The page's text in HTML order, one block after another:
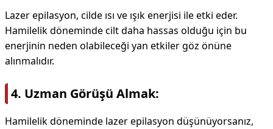
Lazer epilasyon, cilde ısı ve ışık enerjisi ile etki eder.
Hamilelik döneminde cilt daha hassas olduğu için bu
enerjinin neden olabileceği yan etkiler göz önüne
alınmalıdır.
4. Uzman Görüşü Almak:
Hamilelik döneminde lazer epilasyon düşünüyorsanız,